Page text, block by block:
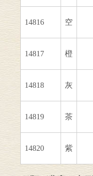
14816 空
14817 橙
14818 灰
14819 茶
14820 紫